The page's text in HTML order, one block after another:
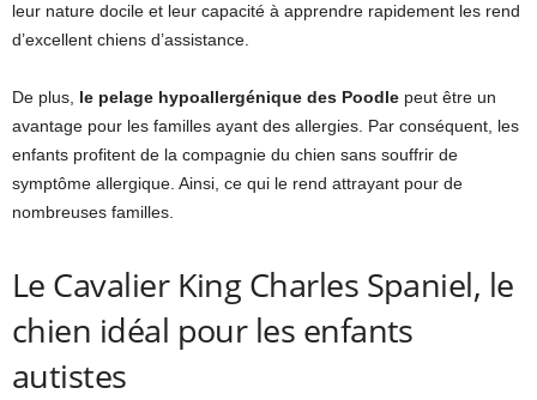
leur nature docile et leur capacité à apprendre rapidement les rend
d’excellent chiens d’assistance.
De plus, le pelage hypoallergénique des Poodle peut être un
avantage pour les familles ayant des allergies. Par conséquent, les
enfants profitent de la compagnie du chien sans souffrir de
symptôme allergique. Ainsi, ce qui le rend attrayant pour de
nombreuses familles.
Le Cavalier King Charles Spaniel, le
chien idéal pour les enfants
autistes